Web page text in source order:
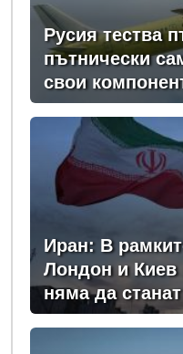
Русия тества
пътнически
свои
Иран: В
Лондон и Киев
няма да